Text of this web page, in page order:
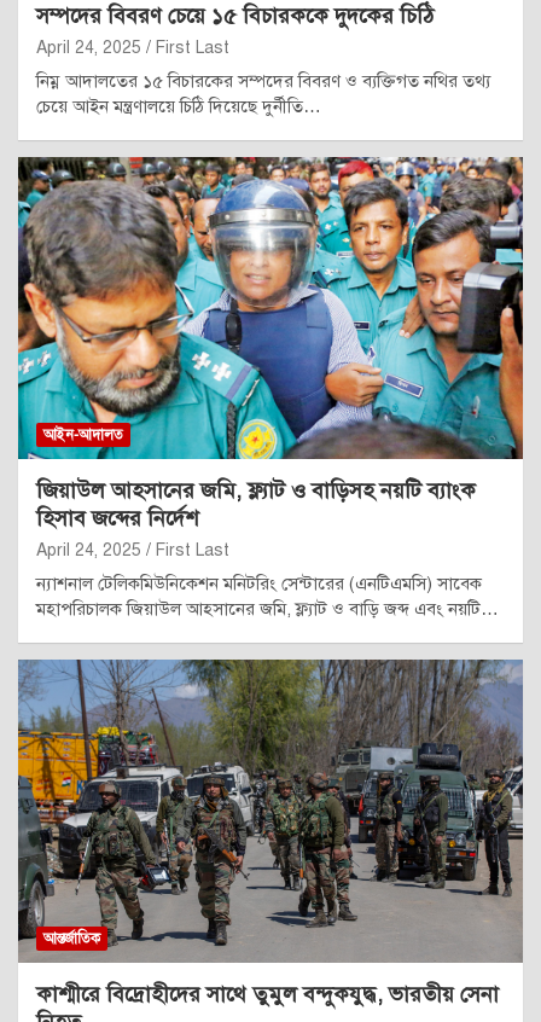
সম্পদের বিবরণ চেয়ে ১৫ বিচারককে দুদকের চিঠি
April 24, 2025 First Last
নিম্ন আদালতের ১৫ বিচারকের সম্পদের বিবরণ ও ব্যক্তিগত নথির তথ্য
চেয়ে আইন মন্ত্রণালয়ে চিঠি দিয়েছে দুর্নীতি…
আইন-আদালত
জিয়াউল আহসানের জমি, ফ্ল্যাট ও বাড়িসহ নয়টি ব্যাংক
হিসাব জব্দের নির্দেশ
April 24, 2025 First Last
ন্যাশনাল টেলিকমিউনিকেশন মনিটরিং সেন্টারের (এনটিএমসি) সাবেক
মহাপরিচালক জিয়াউল আহসানের জমি, ফ্ল্যাট ও বাড়ি জব্দ এবং নয়টি…
আন্তর্জাতিক
কাশ্মীরে বিদ্রোহীদের সাথে তুমুল বন্দুকযুদ্ধ, ভারতীয় সেনা